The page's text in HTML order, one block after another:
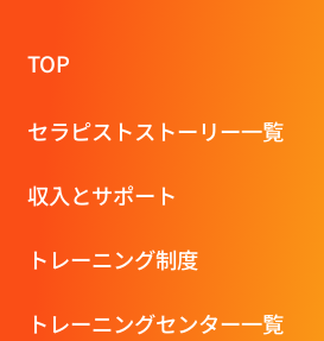
TOP
セラピストストーリー一覧
収⼊とサポート
トレーニング制度
トレーニングセンター一覧